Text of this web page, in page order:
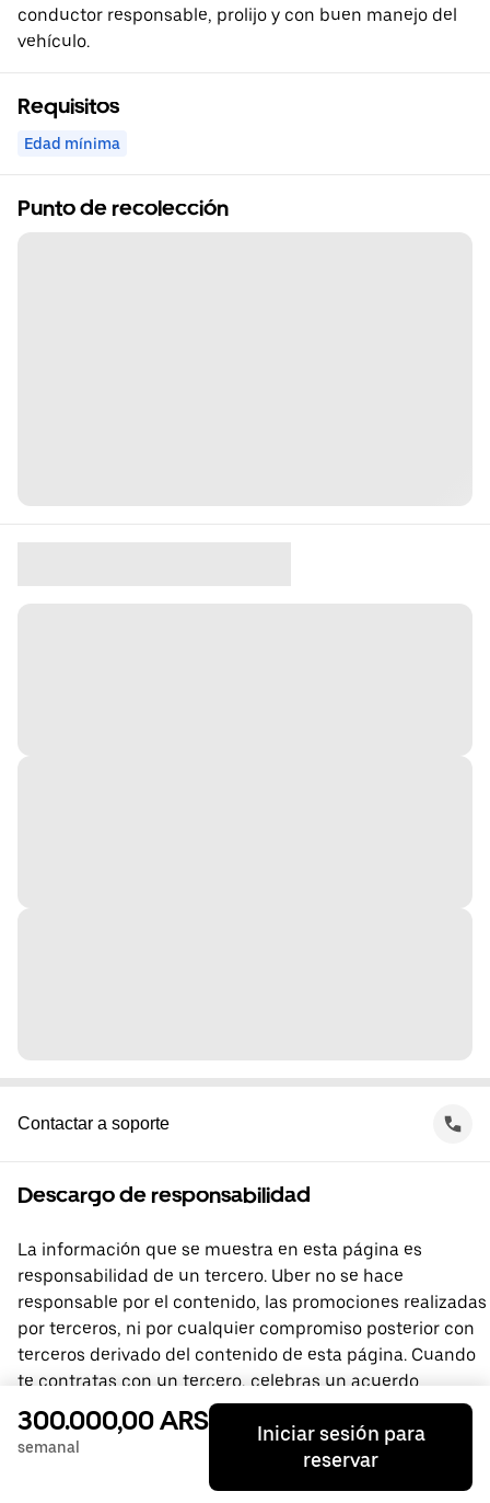
conductor responsable, prolijo y con buen manejo del
vehículo.
Requisitos
Edad mínima
Punto de recolección
Contactar a soporte
Descargo de responsabilidad
La información que se muestra en esta página es
responsabilidad de un tercero. Uber no se hace
responsable por el contenido, las promociones realizadas
por terceros, ni por cualquier compromiso posterior con
terceros derivado del contenido de esta página. Cuando
te contratas con un tercero, celebras un acuerdo
directamente con él, del que Uber no forma parte. Si
tienes preguntas, comunícate directamente con el
tercero.
300.000,00 ARS
semanal
Iniciar sesión para
reservar